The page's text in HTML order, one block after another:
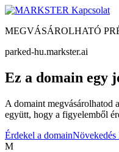
Kapcsolat
MEGVÁSÁROLHATÓ
parked-hu.markster.ai
Ez a domain egy
A domaint megvásárolhatod
együtt, hogy a figyelemből
Érdekel a domainNövekedés
M